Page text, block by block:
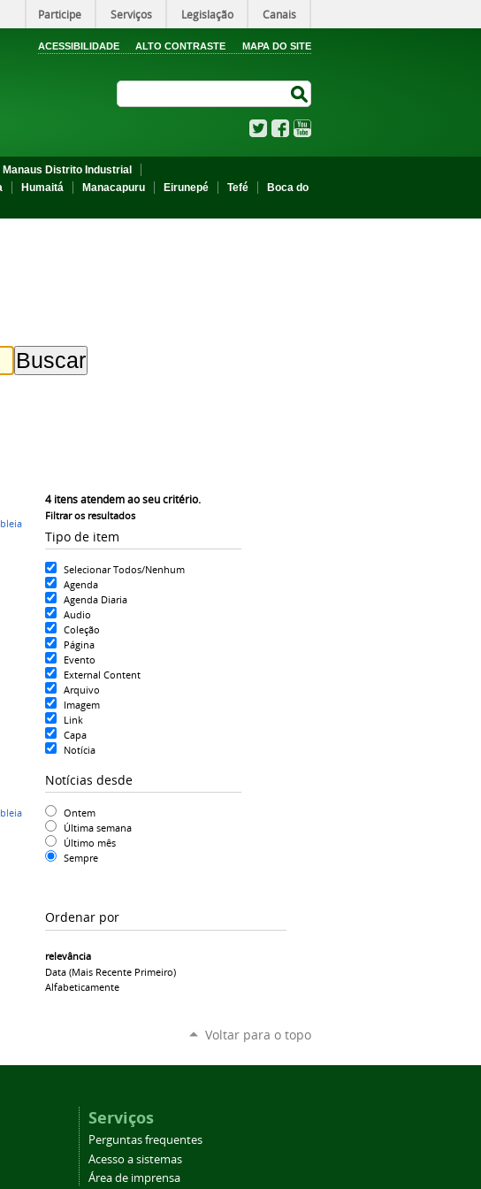
Participe Serviços Legislação Canais
ACESSIBILIDADE ALTO CONTRASTE MAPA DO SITE
TwitterFacebook
Manaus Distrito Industrial
Humaitá Manacapuru Eirunepé Tefé
Boca do
4itens atendem ao seu critério.
Filtrar os resultados
Tipo de item
Selecionar Todos/Nenhum
Agenda
Agenda Diaria
Audio
Coleção
Página
Evento
External Content
Arquivo
Imagem
Link
Capa
Notícia
Notícias desde
Ontem
Última semana
Último mês
Sempre
Ordenar por
relevância
Data (mais Recente Primeiro)
Alfabeticamente
Voltar para o topo
Serviços
Perguntas frequentes
Acesso a sistemas
Área de imprensa